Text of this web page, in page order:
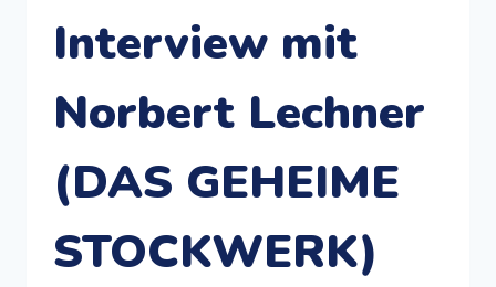
Interview mit
Norbert Lechner
(DAS GEHEIME
STOCKWERK)